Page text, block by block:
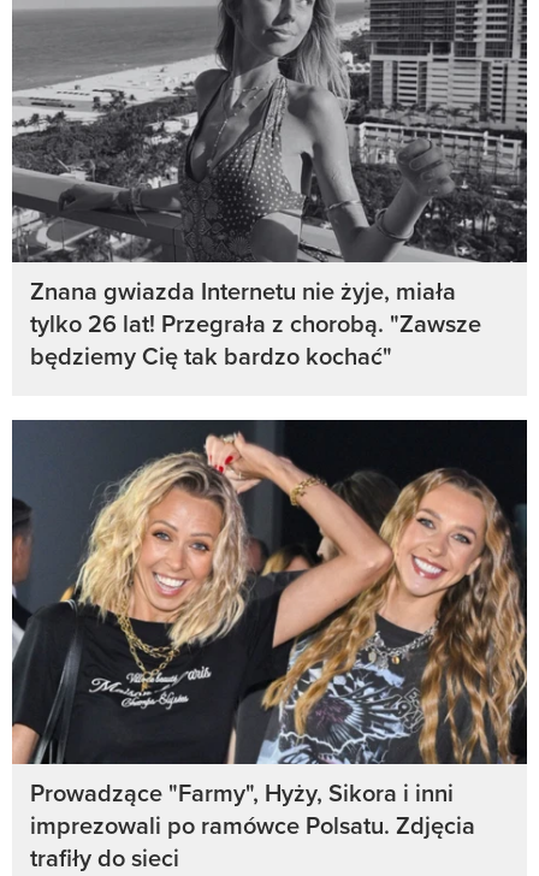
Znana gwiazda Internetu nie żyje, miała
tylko 26 lat! Przegrała z chorobą. "Zawsze
będziemy Cię tak bardzo kochać"
Prowadzące "Farmy", Hyży, Sikora i inni
imprezowali po ramówce Polsatu. Zdjęcia
trafiły do sieci